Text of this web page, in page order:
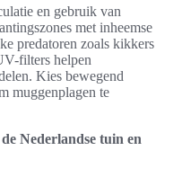
en gebruik van
met inheemse
predatoren zoals kikkers
filters helpen
Kies bewegend
muggenplagen te
Nederlandse tuin en